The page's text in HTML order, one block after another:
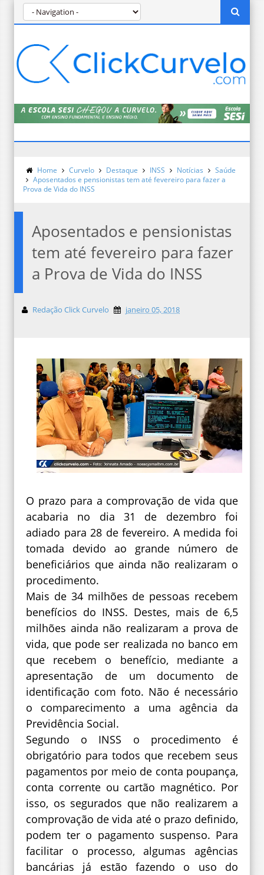
Home Curvelo Destaque INSS Notícias
Saúde
Aposentados e pensionistas tem até fevereiro para fazer a
Prova de Vida do INSS
Aposentados e pensionistas
tem até fevereiro para fazer
a Prova de Vida do INSS
Redação Click Curvelo janeiro 05, 2018
O prazo para a comprovação de vida que
acabaria no dia 31 de dezembro foi
adiado para 28 de fevereiro. A medida foi
tomada devido ao grande número de
beneficiários que ainda não realizaram o
procedimento.
Mais de 34 milhões de pessoas recebem
benefícios do INSS. Destes, mais de 6,5
milhões ainda não realizaram a prova de
vida, que pode ser realizada no banco em
que recebem o benefício, mediante a
apresentação de um documento de
identificação com foto. Não é necessário
o comparecimento a uma agência da
Previdência Social.
Segundo o INSS o procedimento é
obrigatório para todos que recebem seus
pagamentos por meio de conta poupança,
conta corrente ou cartão magnético. Por
isso, os segurados que não realizarem a
comprovação de vida até o prazo definido,
podem ter o pagamento suspenso. Para
facilitar o processo, algumas agências
bancárias já estão fazendo o uso do